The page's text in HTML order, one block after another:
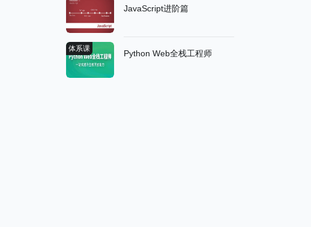
JavaScript进阶篇
体系课 Python Web全栈工程师